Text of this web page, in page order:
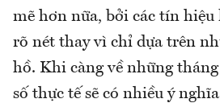
mẽ hơn nữa, bởi các tín
rõ nét thay vì chỉ dựa trên
hồ. Khi càng về những
số thực tế sẽ có nhiều ý